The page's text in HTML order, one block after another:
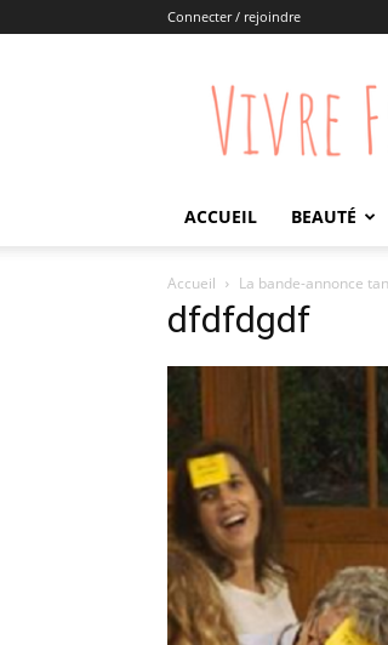
Connecter / rejoindre
ACCUEIL BEAUTÉ
Accueil La bande-annonce
dfdfdgdf